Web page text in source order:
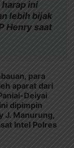
ini
lebih bijak
Henry saat
para
aparat dari
Deiyai
dipimpin
J. Manurung,
Intel Polres